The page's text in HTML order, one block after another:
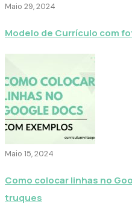
Maio 29, 2024
Modelo de Currículo com
Maio 15, 2024
Como colocar linhas no
truques